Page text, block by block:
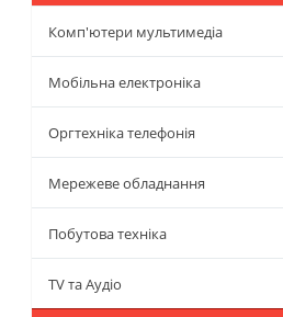
Комп'ютери мультимедіа
Мобільна електроніка
Оргтехніка телефонія
Мережеве обладнання
Побутова техніка
TV та Аудіо